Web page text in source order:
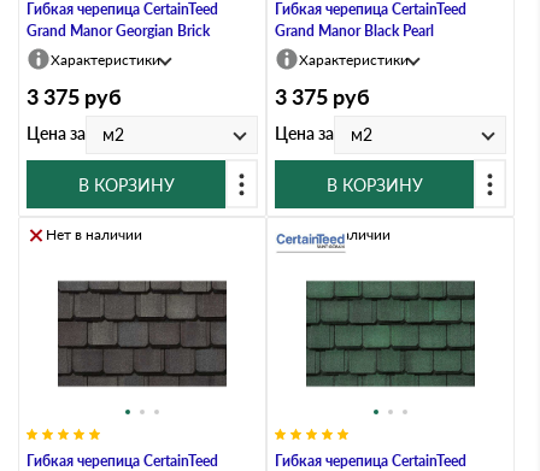
Гибкая черепица CertainTeed
Grand Manor Georgian Brick
Характеристики
3 375 руб
Цена за м2
В КОРЗИНУ
Гибкая черепица CertainTeed
Grand Manor Black Pearl
Характеристики
3 375 руб
Цена за м2
В КОРЗИНУ
Гибкая черепица CertainTeed
Нет в наличии
Гибкая черепица CertainTeed
Нет в наличии